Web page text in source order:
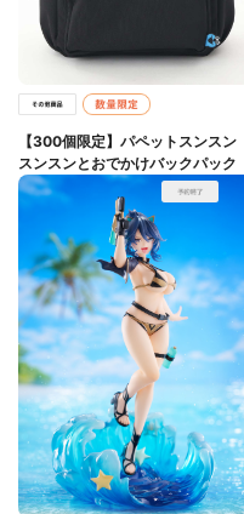
【300個限定】パペットスンスン
スンスンとおでかけバックパック